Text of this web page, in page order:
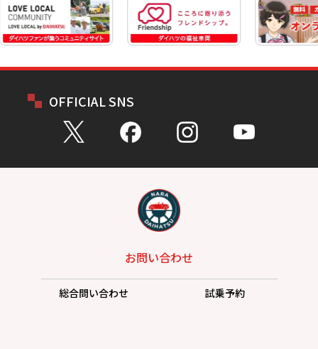
OFFICIAL SNS
お問い合わせ
総合問い合わせ
試乗予約